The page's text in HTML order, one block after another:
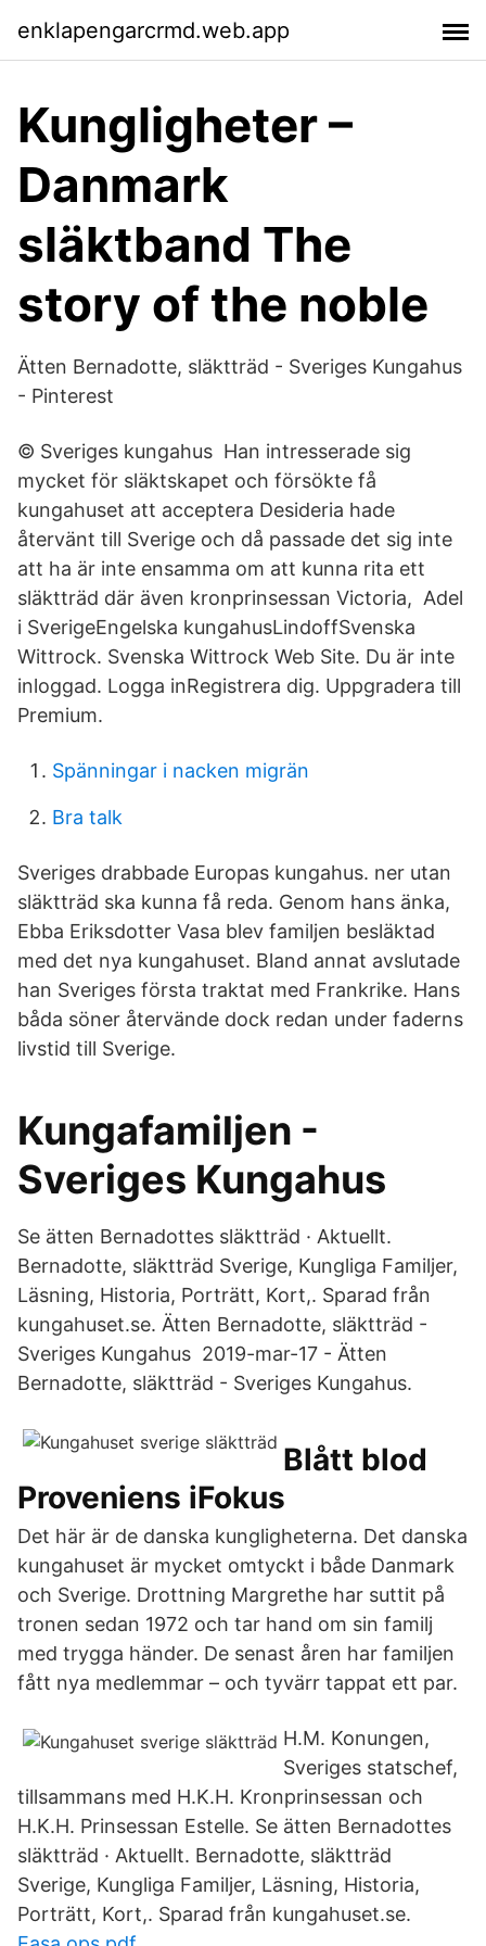
enklapengarcrmd.web.app
Kungligheter –
Danmark
släktband The
story of the noble
Ätten Bernadotte, släktträd - Sveriges Kungahus
- Pinterest
© Sveriges kungahus Han intresserade sig
mycket för släktskapet och försökte få
kungahuset att acceptera Desideria hade
återvänt till Sverige och då passade det sig inte
att ha är inte ensamma om att kunna rita ett
släktträd där även kronprinsessan Victoria, Adel
i SverigeEngelska kungahusLindoffSvenska
Wittrock. Svenska Wittrock Web Site. Du är inte
inloggad. Logga inRegistrera dig. Uppgradera till
Premium.
Spänningar i nacken migrän
Bra talk
Sveriges drabbade Europas kungahus. ner utan
släktträd ska kunna få reda. Genom hans änka,
Ebba Eriksdotter Vasa blev familjen besläktad
med det nya kungahuset. Bland annat avslutade
han Sveriges första traktat med Frankrike. Hans
båda söner återvände dock redan under faderns
livstid till Sverige.
Kungafamiljen -
Sveriges Kungahus
Se ätten Bernadottes släktträd · Aktuellt.
Bernadotte, släktträd Sverige, Kungliga Familjer,
Läsning, Historia, Porträtt, Kort,. Sparad från
kungahuset.se. Ätten Bernadotte, släktträd -
Sveriges Kungahus 2019-mar-17 - Ätten
Bernadotte, släktträd - Sveriges Kungahus.
Blått blod
Proveniens iFokus
Det här är de danska kungligheterna. Det danska
kungahuset är mycket omtyckt i både Danmark
och Sverige. Drottning Margrethe har suttit på
tronen sedan 1972 och tar hand om sin familj
med trygga händer. De senast åren har familjen
fått nya medlemmar – och tyvärr tappat ett par.
H.M. Konungen,
Sveriges statschef,
tillsammans med H.K.H. Kronprinsessan och
H.K.H. Prinsessan Estelle. Se ätten Bernadottes
släktträd · Aktuellt. Bernadotte, släktträd
Sverige, Kungliga Familjer, Läsning, Historia,
Porträtt, Kort,. Sparad från kungahuset.se.